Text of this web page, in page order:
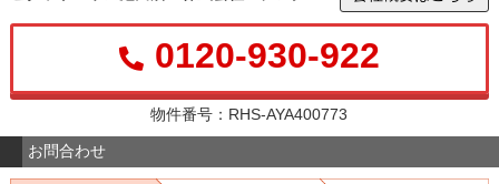
0120-930-922
物件番号：RHS-AYA400773
お問合わせ